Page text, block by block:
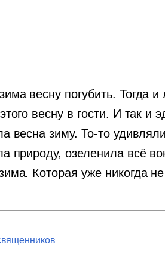
весну погубить. Тогда
весну в гости. И так
весна зиму. То-то
природу, озеленила всё
Которая уже никогда